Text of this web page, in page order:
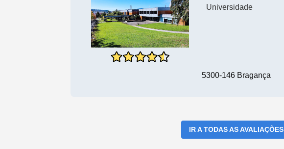
Universidade
5300-146 Bragança
IR A TODAS AS AVALIAÇÕES